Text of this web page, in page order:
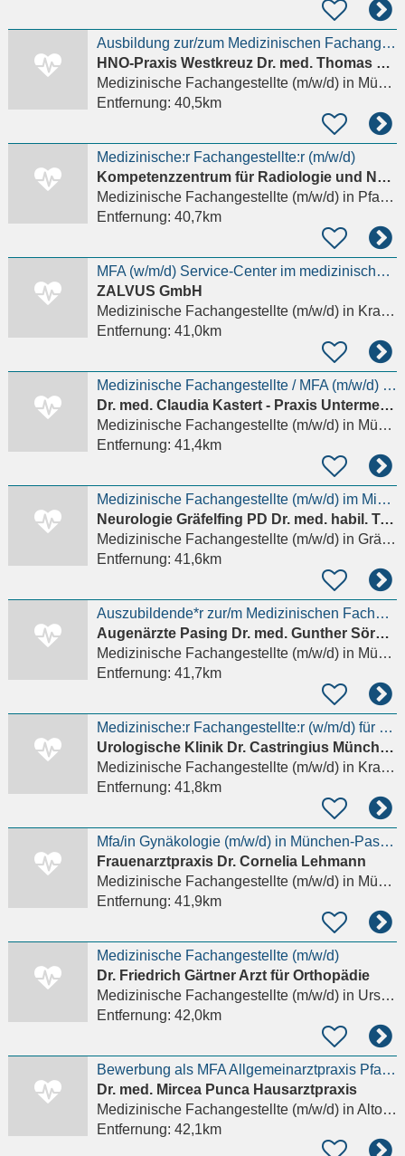
Ausbildung zur/zum Medizinischen Fachangestellten (MFA) (m/w/d)
HNO-Praxis Westkreuz Dr. med. Thomas Sikezsdy
Medizinische Fachangestellte (m/w/d)in München
Entfernung: 40,5km
Medizinische:r Fachangestellte:r (m/w/d)
Kompetenzzentrum für Radiologie und Nuklearmedizin Dres. Boos & Moog
Medizinische Fachangestellte (m/w/d)in Pfaffenhofen an der Ilm, Niederscheyern
Entfernung: 40,7km
MFA (w/m/d) Service-Center im medizinischen Bereich
ZALVUS GmbH
Medizinische Fachangestellte (m/w/d)in Krailling
Entfernung: 41,0km
Medizinische Fachangestellte / MFA (m/w/d) in Vollzeit für moderne Hausarztpraxis
Dr. med. Claudia Kastert - Praxis Untermenzing
Medizinische Fachangestellte (m/w/d)in München
Entfernung: 41,4km
Medizinische Fachangestellte (m/w/d) im Minijob
Neurologie Gräfelfing PD Dr. med. habil. Tobias Rupprecht
Medizinische Fachangestellte (m/w/d)in Gräfelfing
Entfernung: 41,6km
Auszubildende*r zur/m Medizinischen Fachangestellten in der Augenheilkunde
Augenärzte Pasing Dr. med. Gunther Sörgel-Hoegen & Kollegen
Medizinische Fachangestellte (m/w/d)in München
Entfernung: 41,7km
Medizinische:r Fachangestellte:r (w/m/d) für die Notfallambulanz
Urologische Klinik Dr. Castringius München Planegg
Medizinische Fachangestellte (m/w/d)in Krailling
Entfernung: 41,8km
Mfa/in Gynäkologie (m/w/d) in München-Pasing
Frauenarztpraxis Dr. Cornelia Lehmann
Medizinische Fachangestellte (m/w/d)in München
Entfernung: 41,9km
Medizinische Fachangestellte (m/w/d)
Dr. Friedrich Gärtner Arzt für Orthopädie
Medizinische Fachangestellte (m/w/d)in Ursberg
Entfernung: 42,0km
Bewerbung als MFA Allgemeinarztpraxis Pfaffenhofen in Vollzeit/Teilzeit/Minijob
Dr. med. Mircea Punca Hausarztpraxis
Medizinische Fachangestellte (m/w/d)in Altomünster
Entfernung: 42,1km